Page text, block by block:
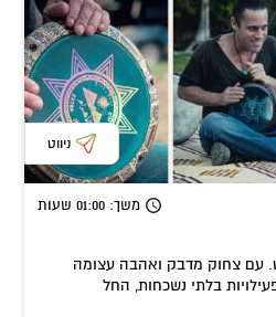
ניווט
משך: 01:00 שעות
עם צחוק מדבק ואהבה עצומה
בלתי נשכחות, החל